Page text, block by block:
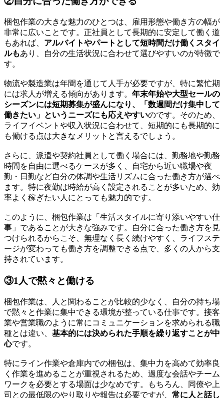
梱包作業の大きな魅力のひとつは、雇用形態や働き方の幅が
非常に広いことです。正社員として長期的に安定して働く道
もあれば、 アルバイトやパートとして短時間だけ働くスタイ
ルもあり、自分の生活状況に合わせて選びやすいのが特徴で
す。
物流や製造業は年間を通じて人手が必要ですが、特に繁忙期
には求人が増える傾向があります。 年末年始や大型セールの
シーズンには短期募集が盛んになり、「数週間だけ集中して
働きたい」というニーズにも応えやすいのです。そのため、
ライフイベントや収入状況に合わせて、短期的にも長期的に
も働ける点は大きなメリットと言えるでしょう。
さらに、派遣や契約社員として働く場合には、勤務地や勤務
時間を自由に選べるケースが多く、自宅から近い職場や夜
勤・日勤など自分の体調や生活リズムに合った働き方が選べ
ます。特に夜勤は時給が高く設定されることが多いため、効
率よく稼ぎたい人にとっても魅力的です。
このように、梱包作業は「生活スタイルに寄り添いやすい仕
事」であることが大きな強みです。自分に合った働き方を見
つけられるからこそ、無理なく長く続けやすく、ライフステ
ージが変わっても働き方を調整できる点で、多くの人から支
持されています。
③1人で黙々と働ける
梱包作業は、人と関わることが比較的少なく、自分の持ち場
で黙々と作業に集中できる環境が整っている仕事です。接客
業や営業職のように常にコミュニケーションを求められる職
種とは違い、 基本的には決められた手順を繰り返すことが中
心です。
特にライン作業や倉庫内での梱包は、集中力を高めて効率良
く作業を進めることが重視されるため、過度な会話やチーム
ワークを必要とする場面は少なめです。もちろん、同僚や上
司との最低限のやり取りや報告は必要ですが、 常に人と話し